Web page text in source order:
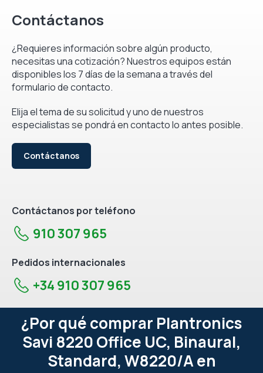
Contáctanos
¿Requieres información sobre algún producto,
necesitas una cotización? Nuestros equipos están
disponibles los 7 días de la semana a través del
formulario de contacto.
Elija el tema de su solicitud y uno de nuestros
especialistas se pondrá en contacto lo antes posible.
Contáctanos
Contáctanos por teléfono
910 307 965
Pedidos internacionales
+34 910 307 965
¿Por qué comprar Plantronics
Savi 8220 Office UC, Binaural,
Standard, W8220/A en